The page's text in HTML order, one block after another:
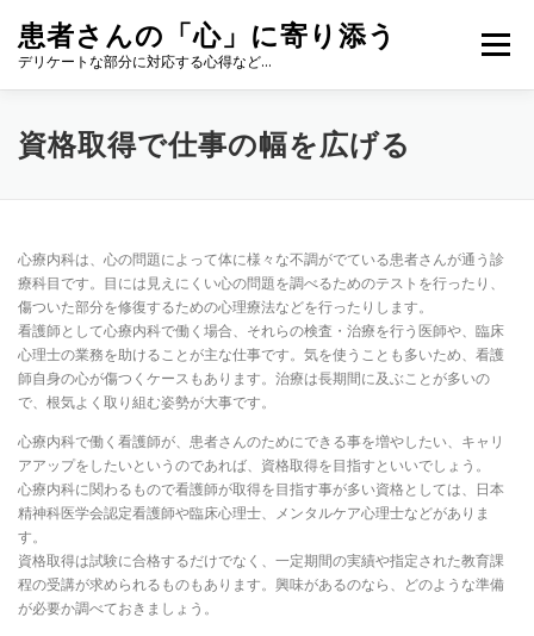
患者さんの「心」に寄り添う
デリケートな部分に対応する心得など…
メニュー
資格取得で仕事の幅を広げる
心療内科は、心の問題によって体に様々な不調がでている患者さんが通う診
療科目です。目には見えにくい心の問題を調べるためのテストを行ったり、
傷ついた部分を修復するための心理療法などを行ったりします。
看護師として心療内科で働く場合、それらの検査・治療を行う医師や、臨床
心理士の業務を助けることが主な仕事です。気を使うことも多いため、看護
師自身の心が傷つくケースもあります。治療は長期間に及ぶことが多いの
で、根気よく取り組む姿勢が大事です。
心療内科で働く看護師が、患者さんのためにできる事を増やしたい、キャリ
アアップをしたいというのであれば、資格取得を目指すといいでしょう。
心療内科に関わるもので看護師が取得を目指す事が多い資格としては、日本
精神科医学会認定看護師や臨床心理士、メンタルケア心理士などがありま
す。
資格取得は試験に合格するだけでなく、一定期間の実績や指定された教育課
程の受講が求められるものもあります。興味があるのなら、どのような準備
が必要か調べておきましょう。